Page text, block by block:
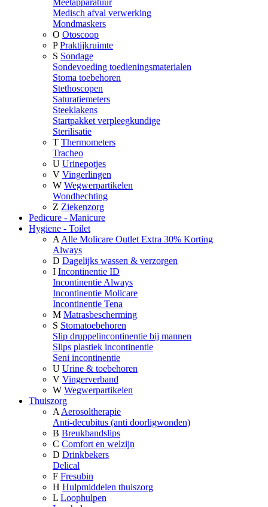
Meetapparatuur
Medisch afval verwerking
Mondmaskers
O Otoscoop
P Praktijkruimte
S Sondage
Sondevoeding toedieningsmaterialen
Stoma toebehoren
Stethoscopen
Saturatiemeters
Steeklakens
Startpakket verpleegkundige
Sterilisatie
T Thermometers
Tracheo
U Urinepotjes
V Vingerlingen
W Wegwerpartikelen
Wondhechting
Z Ziekenzorg
Pedicure - Manicure
Hygiene - Toilet
A Alle Molicare Outlet Extra 30% Korting
Always
D Dagelijks wassen & verzorgen
I Incontinentie ID
Incontinentie Always
Incontinentie Molicare
Incontinentie Tena
M Matrasbescherming
S Stomatoebehoren
Slip druppelincontinentie bij mannen
Slips plastiek incontinentie
Seni incontinentie
U Urine & toebehoren
V Vingerverband
W Wegwerpartikelen
Thuiszorg
A Aerosoltherapie
Anti-decubitus (anti doorligwonden)
B Breukbandslips
C Comfort en welzijn
D Drinkbekers
Delical
F Fresubin
H Hulpmiddelen thuiszorg
L Loophulpen